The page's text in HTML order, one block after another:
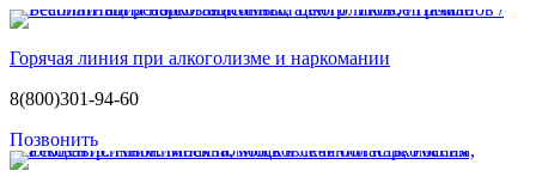
Горячая линия при алкоголизме и наркомании
8(800)301-94-60
Позвонить